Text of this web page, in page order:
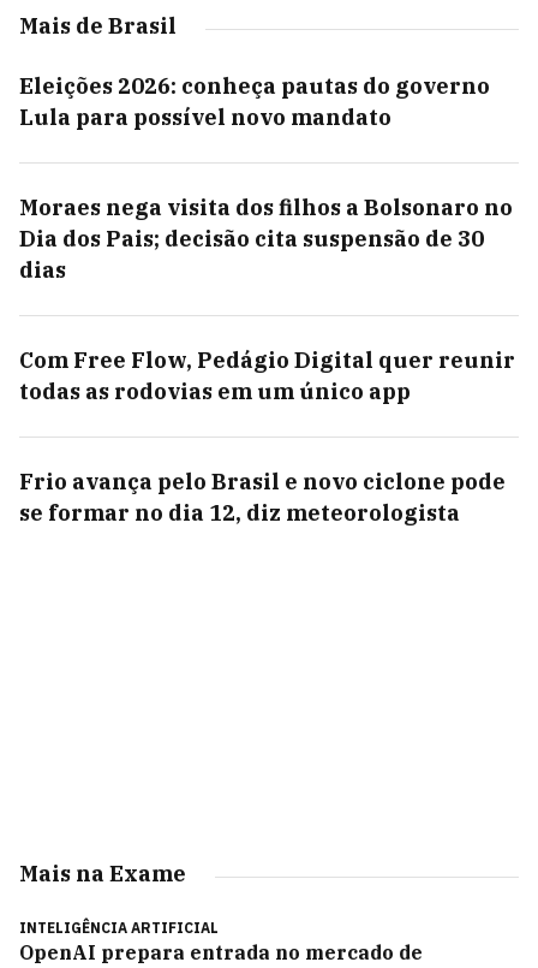
Mais de Brasil
Eleições 2026: conheça pautas do governo
Lula para possível novo mandato
Moraes nega visita dos filhos a Bolsonaro no
Dia dos Pais; decisão cita suspensão de 30
dias
Com Free Flow, Pedágio Digital quer reunir
todas as rodovias em um único app
Frio avança pelo Brasil e novo ciclone pode
se formar no dia 12, diz meteorologista
Mais na Exame
INTELIGÊNCIA ARTIFICIAL
OpenAI prepara entrada no mercado de